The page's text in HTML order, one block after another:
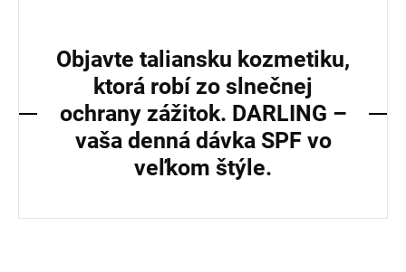
Objavte taliansku kozmetiku,
ktorá robí zo slnečnej
ochrany zážitok. DARLING –
vaša denná dávka SPF vo
veľkom štýle.